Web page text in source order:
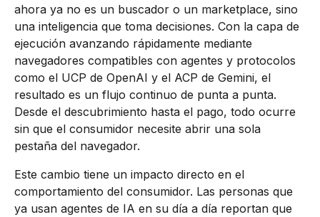
ahora ya no es un buscador o un marketplace, sino
una inteligencia que toma decisiones. Con la capa de
ejecución avanzando rápidamente mediante
navegadores compatibles con agentes y protocolos
como el UCP de OpenAI y el ACP de Gemini, el
resultado es un flujo continuo de punta a punta.
Desde el descubrimiento hasta el pago, todo ocurre
sin que el consumidor necesite abrir una sola
pestaña del navegador.
Este cambio tiene un impacto directo en el
comportamiento del consumidor. Las personas que
ya usan agentes de IA en su día a día reportan que